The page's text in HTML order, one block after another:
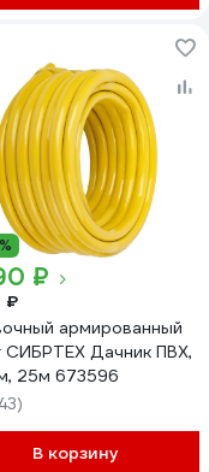
₽
₽
армированный
СИБРТЕХ Дачник ПВХ,
25м 673596
В корзину